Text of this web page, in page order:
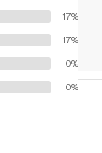
17%
17%
0%
0%